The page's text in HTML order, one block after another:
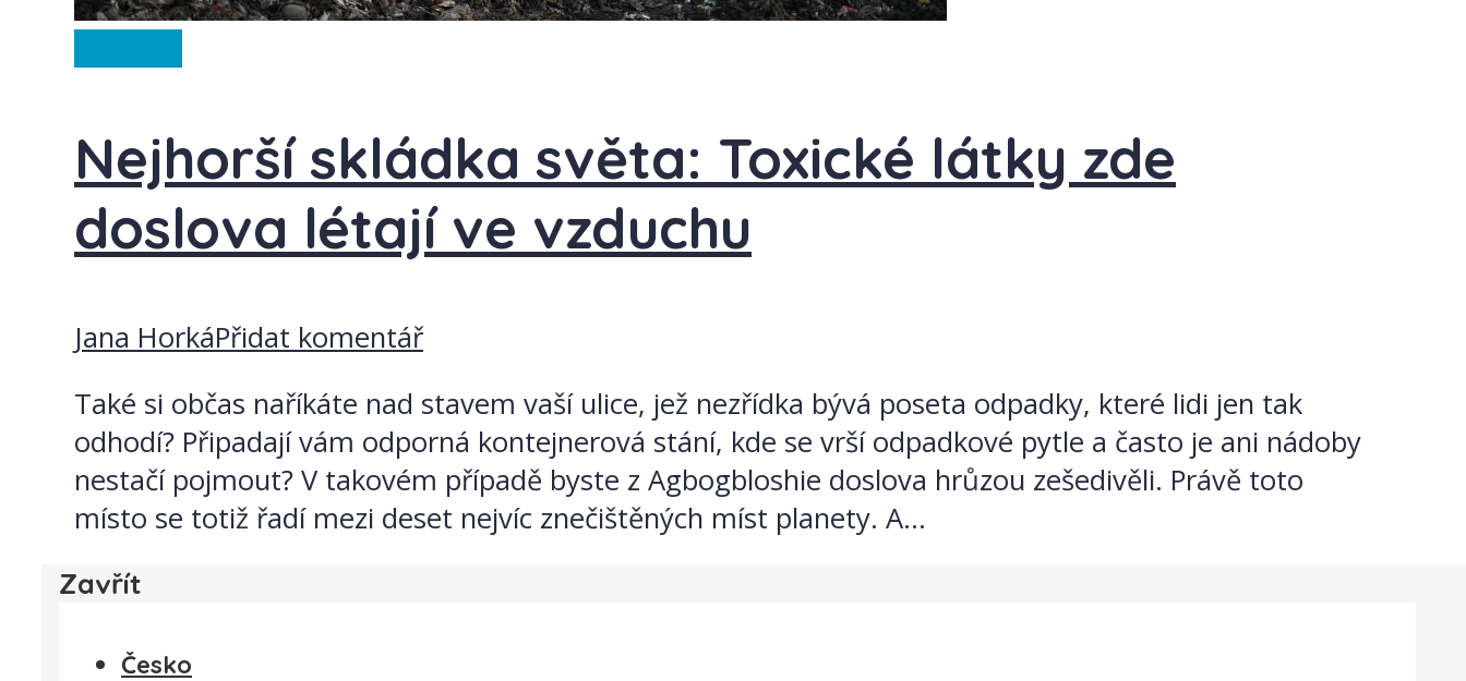
Nejhorší skládka světa: Toxické látky zde
doslova létají ve vzduchu
Jana HorkáPřidat komentář
Také si občas naříkáte nad stavem vaší ulice, jež nezřídka bývá poseta odpadky, které lidi jen tak
odhodí? Připadají vám odporná kontejnerová stání, kde se vrší odpadkové pytle a často je ani nádoby
nestačí pojmout? V takovém případě byste z Agbogbloshie doslova hrůzou zešedivěli. Právě toto
místo se totiž řadí mezi deset nejvíc znečištěných míst planety. A...
Zavřít
Česko